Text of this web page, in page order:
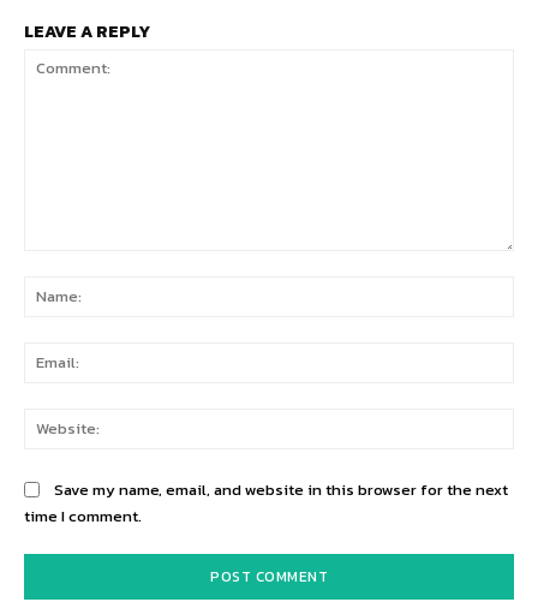
LEAVE A REPLY
Save my name, email, and website in this browser for the next
time I comment.